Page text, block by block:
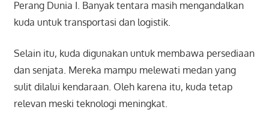
Perang Dunia I. Banyak tentara masih mengandalkan
kuda untuk transportasi dan logistik.
Selain itu, kuda digunakan untuk membawa persediaan
dan senjata. Mereka mampu melewati medan yang
sulit dilalui kendaraan. Oleh karena itu, kuda tetap
relevan meski teknologi meningkat.